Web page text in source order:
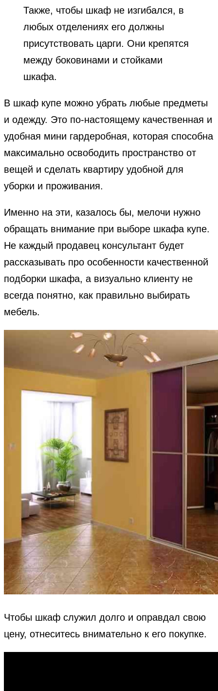
Также, чтобы шкаф не изгибался, в
любых отделениях его должны
присутствовать царги. Они крепятся
между боковинами и стойками
шкафа.
В шкаф купе можно убрать любые предметы
и одежду. Это по-настоящему качественная и
удобная мини гардеробная, которая способна
максимально освободить пространство от
вещей и сделать квартиру удобной для
уборки и проживания.
Именно на эти, казалось бы, мелочи нужно
обращать внимание при выборе шкафа купе.
Не каждый продавец консультант будет
рассказывать про особенности качественной
подборки шкафа, а визуально клиенту не
всегда понятно, как правильно выбирать
мебель.
Чтобы шкаф служил долго и оправдал свою
цену, отнеситесь внимательно к его покупке.